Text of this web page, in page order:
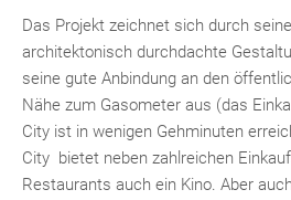
Das Projekt zeichnet sich durch
architektonisch durchdachte
seine gute Anbindung an den
Nähe zum Gasometer aus (das
City ist in wenigen Gehminuten
City bietet neben zahlreichen
Restaurants auch ein Kino. Aber